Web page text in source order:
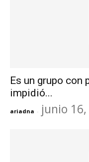
Es un grupo con
impidió...
ariadna - junio